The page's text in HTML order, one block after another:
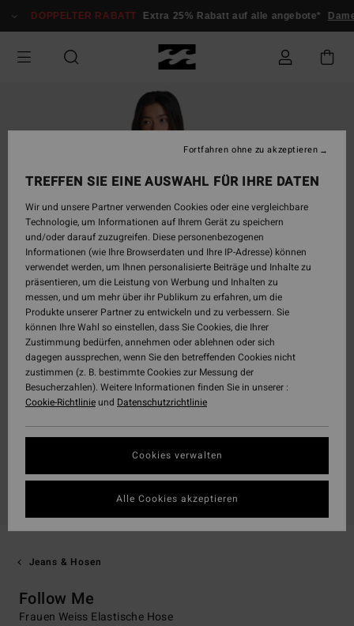
zur
springen
DOPPELTER RABATT Extra 25% Rabatt auf alle angebote*
Jeans & Hosen
Follow Me
Frauen Weiss Elastische Hose
TREFFEN SIE EINE AUSWAHL FÜR IHRE DATEN
Wir und unsere Partner verwenden Cookies oder eine vergleichbare
Technologie, um Informationen auf Ihrem Gerät zu speichern
und/oder darauf zuzugreifen. Diese personenbezogenen
Informationen (wie Ihre Browserdaten und Ihre IP-Adresse) können
verwendet werden, um Ihnen personalisierte Beiträge und Inhalte zu
präsentieren, um die Leistung von Werbung und Inhalten zu
messen, und um mehr über ihr Publikum zu erfahren, um die
Produkte unserer Partner zu entwickeln und zu verbessern. Sie
können Ihre Wahl so einstellen, dass Sie Cookies, die Ihrer
Zustimmung bedürfen, annehmen oder ablehnen oder sich
dagegen aussprechen, wenn Sie den betreffenden Cookies nicht
zustimmen (z. B. bestimmte Cookies zur Messung der
Besucherzahlen). Weitere Informationen finden Sie in unserer :
Cookie-Richtlinieund Datenschutzrichtlinie
Cookies verwalten
Fortfahren ohne zu akzeptieren
Alle Cookies akzeptieren